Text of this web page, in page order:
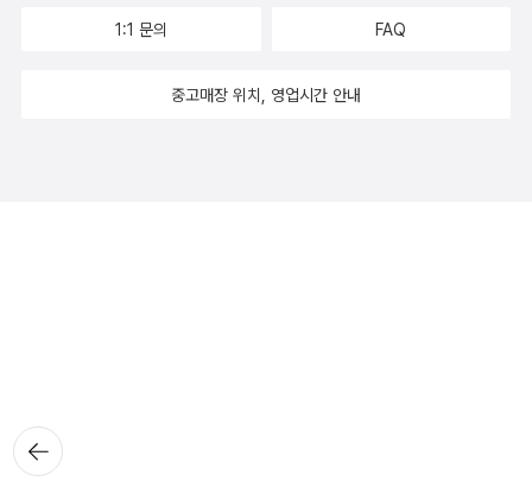
뒤로가
기
1:1 문의 FAQ
중고매장 위치, 영업시간 안내